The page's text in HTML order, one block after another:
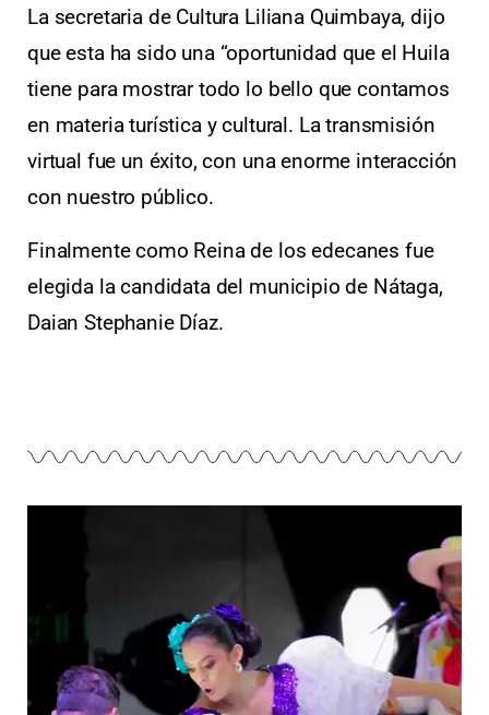
La secretaria de Cultura Liliana Quimbaya, dijo
que esta ha sido una “oportunidad que el Huila
tiene para mostrar todo lo bello que contamos
en materia turística y cultural. La transmisión
virtual fue un éxito, con una enorme interacción
con nuestro público.
Finalmente como Reina de los edecanes fue
elegida la candidata del municipio de Nátaga,
Daian Stephanie Díaz.